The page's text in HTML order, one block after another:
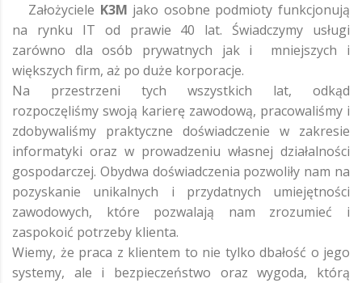
Założyciele K3M jako osobne podmioty funkcjonują
na rynku IT od prawie 40 lat. Świadczymy usługi
zarówno dla osób prywatnych jak i mniejszych i
większych firm, aż po duże korporacje.
Na przestrzeni tych wszystkich lat, odkąd
rozpoczęliśmy swoją karierę zawodową, pracowaliśmy i
zdobywaliśmy praktyczne doświadczenie w zakresie
informatyki oraz w prowadzeniu własnej działalności
gospodarczej. Obydwa doświadczenia pozwoliły nam na
pozyskanie unikalnych i przydatnych umiejętności
zawodowych, które pozwalają nam zrozumieć i
zaspokoić potrzeby klienta.
Wiemy, że praca z klientem to nie tylko dbałość o jego
systemy, ale i bezpieczeństwo oraz wygoda, którą